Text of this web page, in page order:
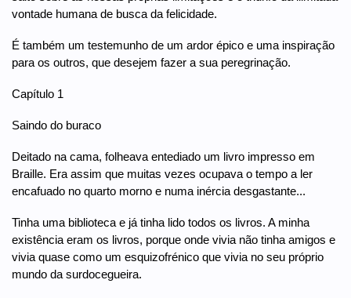
vontade humana de busca da felicidade.
É também um testemunho de um ardor épico e uma inspiração
para os outros, que desejem fazer a sua peregrinação.
Capítulo 1
Saindo do buraco
Deitado na cama, folheava entediado um livro impresso em
Braille. Era assim que muitas vezes ocupava o tempo a ler
encafuado no quarto morno e numa inércia desgastante...
Tinha uma biblioteca e já tinha lido todos os livros. A minha
existência eram os livros, porque onde vivia não tinha amigos e
vivia quase como um esquizofrénico que vivia no seu próprio
mundo da surdocegueira.